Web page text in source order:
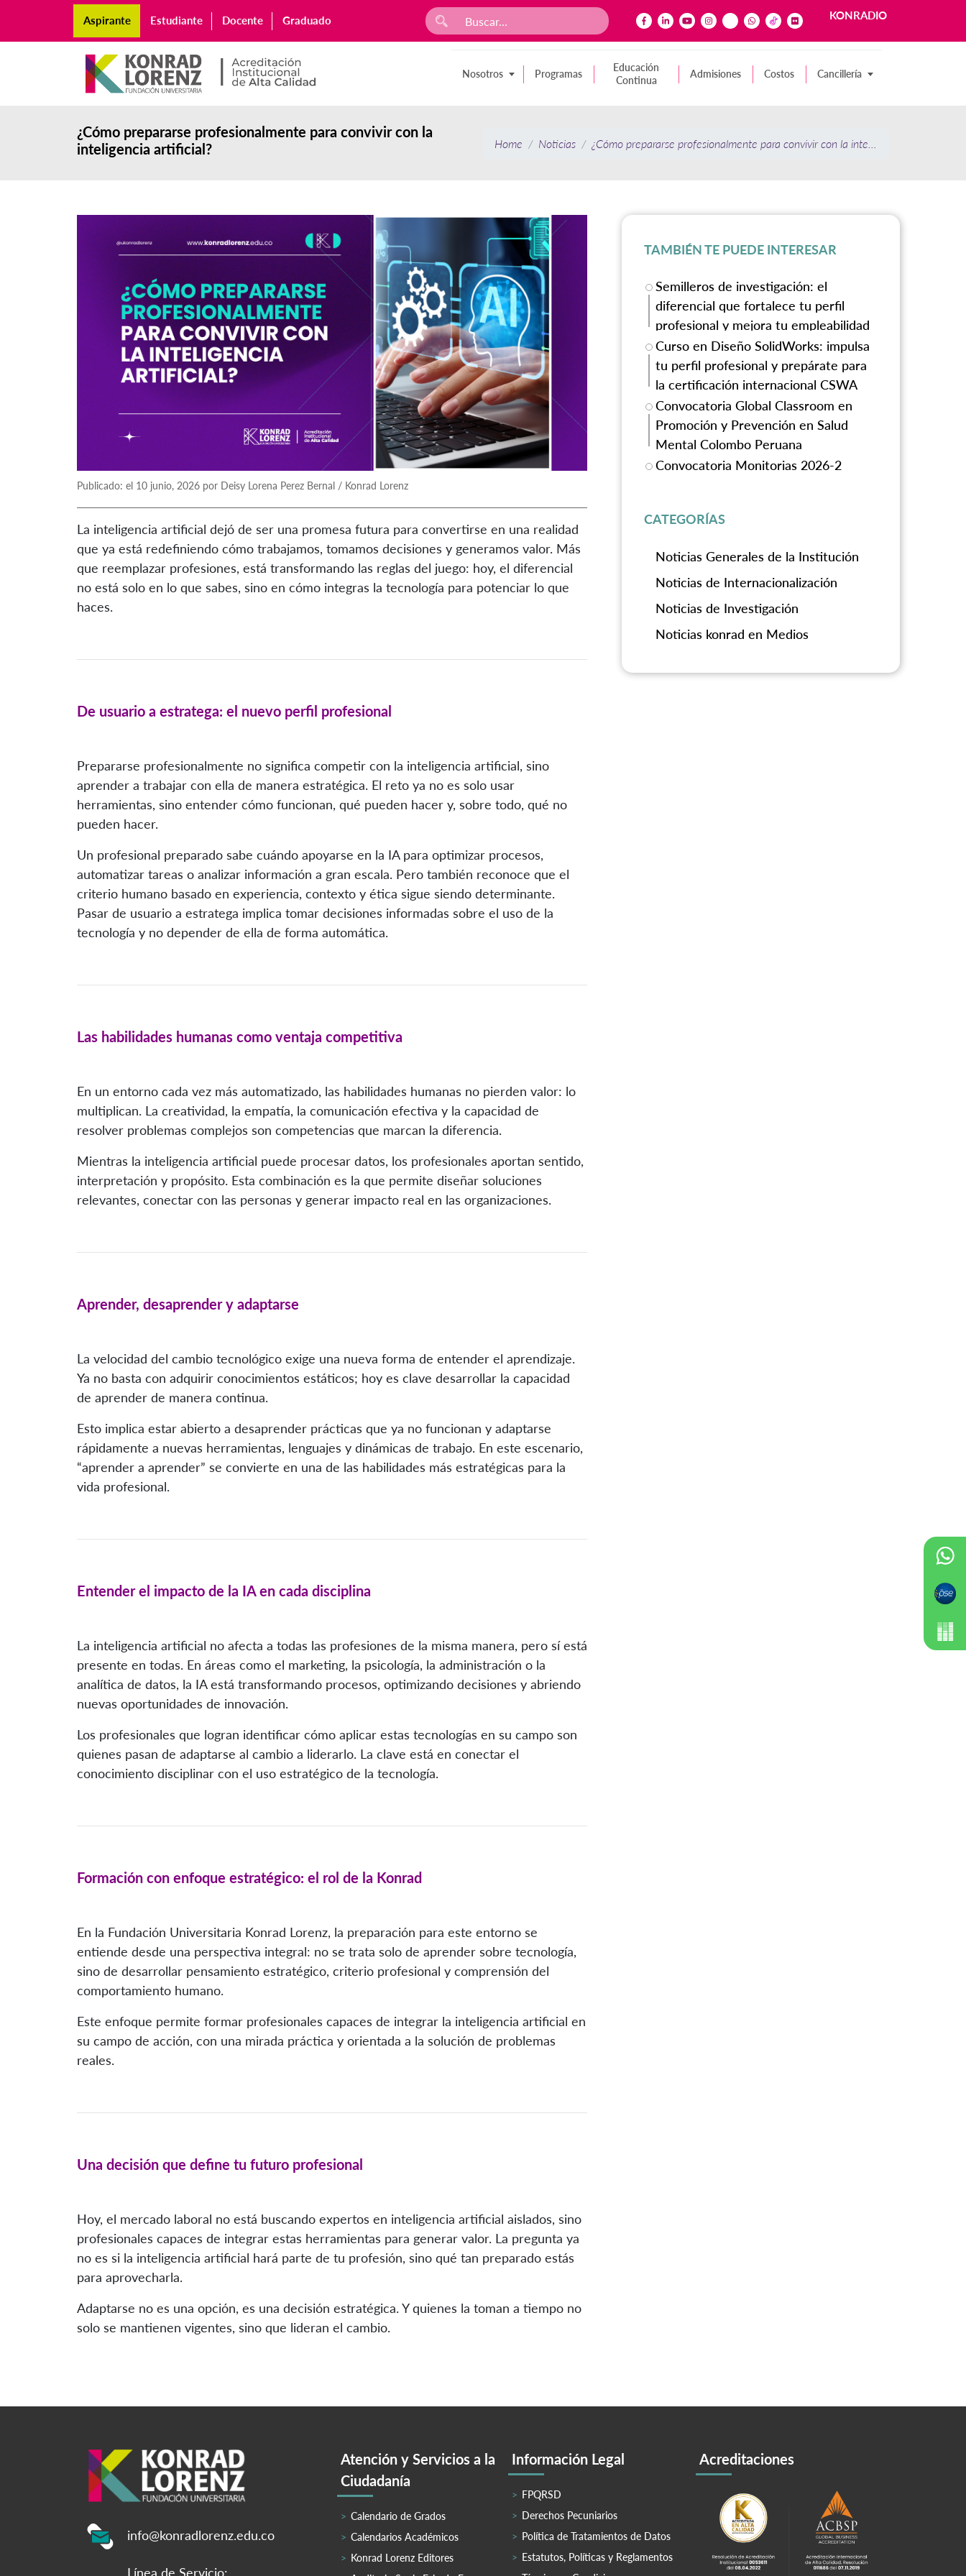
Aspirante Estudiante Docente Graduado KONRADIO
Nosotros Programas
Educación
Continua
Admisiones Costos Cancillería
¿Cómo prepararse profesionalmente para convivir con la
inteligencia artificial?
Home Noticias ¿Cómo prepararse profesionalmente para convivir con la inteligencia artificial?
Publicado: el 10 junio, 2026 por Deisy Lorena Perez Bernal / Konrad Lorenz
La inteligencia artificial dejó de ser una promesa futura para convertirse en una realidad
que ya está redefiniendo cómo trabajamos, tomamos decisiones y generamos valor. Más
que reemplazar profesiones, está transformando las reglas del juego: hoy, el diferencial
no está solo en lo que sabes, sino en cómo integras la tecnología para potenciar lo que
haces.
De usuario a estratega: el nuevo perfil profesional
Prepararse profesionalmente no significa competir con la inteligencia artificial, sino
aprender a trabajar con ella de manera estratégica. El reto ya no es solo usar
herramientas, sino entender cómo funcionan, qué pueden hacer y, sobre todo, qué no
pueden hacer.
Un profesional preparado sabe cuándo apoyarse en la IA para optimizar procesos,
automatizar tareas o analizar información a gran escala. Pero también reconoce que el
criterio humano basado en experiencia, contexto y ética sigue siendo determinante.
Pasar de usuario a estratega implica tomar decisiones informadas sobre el uso de la
tecnología y no depender de ella de forma automática.
Las habilidades humanas como ventaja competitiva
En un entorno cada vez más automatizado, las habilidades humanas no pierden valor: lo
multiplican. La creatividad, la empatía, la comunicación efectiva y la capacidad de
resolver problemas complejos son competencias que marcan la diferencia.
Mientras la inteligencia artificial puede procesar datos, los profesionales aportan sentido,
interpretación y propósito. Esta combinación es la que permite diseñar soluciones
relevantes, conectar con las personas y generar impacto real en las organizaciones.
Aprender, desaprender y adaptarse
La velocidad del cambio tecnológico exige una nueva forma de entender el aprendizaje.
Ya no basta con adquirir conocimientos estáticos; hoy es clave desarrollar la capacidad
de aprender de manera continua.
Esto implica estar abierto a desaprender prácticas que ya no funcionan y adaptarse
rápidamente a nuevas herramientas, lenguajes y dinámicas de trabajo. En este escenario,
“aprender a aprender” se convierte en una de las habilidades más estratégicas para la
vida profesional.
Entender el impacto de la IA en cada disciplina
La inteligencia artificial no afecta a todas las profesiones de la misma manera, pero sí está
presente en todas. En áreas como el marketing, la psicología, la administración o la
analítica de datos, la IA está transformando procesos, optimizando decisiones y abriendo
nuevas oportunidades de innovación.
Los profesionales que logran identificar cómo aplicar estas tecnologías en su campo son
quienes pasan de adaptarse al cambio a liderarlo. La clave está en conectar el
conocimiento disciplinar con el uso estratégico de la tecnología.
Formación con enfoque estratégico: el rol de la Konrad
En la Fundación Universitaria Konrad Lorenz, la preparación para este entorno se
entiende desde una perspectiva integral: no se trata solo de aprender sobre tecnología,
sino de desarrollar pensamiento estratégico, criterio profesional y comprensión del
comportamiento humano.
Este enfoque permite formar profesionales capaces de integrar la inteligencia artificial en
su campo de acción, con una mirada práctica y orientada a la solución de problemas
reales.
Una decisión que define tu futuro profesional
Hoy, el mercado laboral no está buscando expertos en inteligencia artificial aislados, sino
profesionales capaces de integrar estas herramientas para generar valor. La pregunta ya
no es si la inteligencia artificial hará parte de tu profesión, sino qué tan preparado estás
para aprovecharla.
Adaptarse no es una opción, es una decisión estratégica. Y quienes la toman a tiempo no
solo se mantienen vigentes, sino que lideran el cambio.
TAMBIÉN TE PUEDE INTERESAR
Semilleros de investigación: el
diferencial que fortalece tu perfil
profesional y mejora tu empleabilidad
Curso en Diseño SolidWorks: impulsa
tu perfil profesional y prepárate para
la certificación internacional CSWA
Convocatoria Global Classroom en
Promoción y Prevención en Salud
Mental Colombo Peruana
Convocatoria Monitorias 2026-2
CATEGORÍAS
Noticias Generales de la Institución
Noticias de Internacionalización
Noticias de Investigación
Noticias konrad en Medios
info@konradlorenz.edu.co
Línea de Servicio:
Atención y Servicios a la
Ciudadanía
Calendario de Grados
Calendarios Académicos
Konrad Lorenz Editores
Información Legal
FPQRSD
Derechos Pecuniarios
Política de Tratamientos de Datos
Estatutos, Políticas y Reglamentos
Acreditaciones